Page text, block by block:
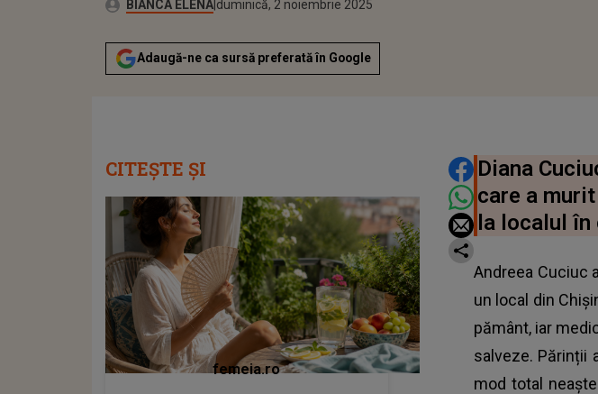
Autor:BIANCA ELENA Publicat:
duminică, 2 noiembrie 2025
Adaugă-ne ca sursă preferată în Google
DISTRIBUIE
Diana
care a
la localul în
Andreea Cuciuc
un local din
pământ, iar
salveze. Părinții
mod total
CITEȘTE ȘI
femeia.ro